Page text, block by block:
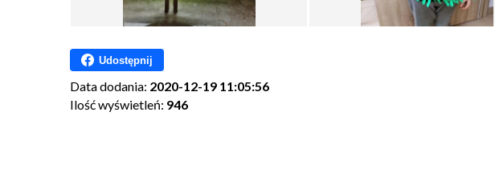
Udostępnij
Data dodania: 2020-12-19 11:05:56
Ilość wyświetleń: 946